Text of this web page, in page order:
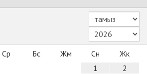
Ср Бс Жм Сн
Жк
1
2